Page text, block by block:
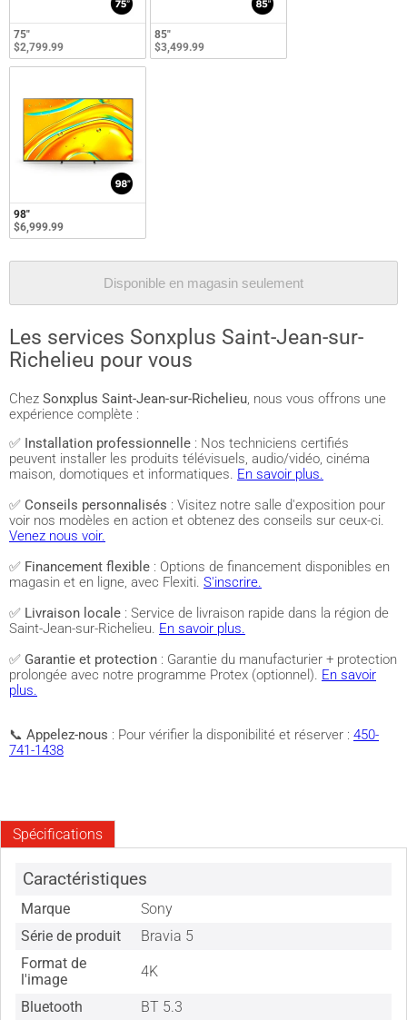
75"
$2,799.99
85"
$3,499.99
98"
$6,999.99
Disponible en magasin seulement
Les services Sonxplus Saint-Jean-sur-
Richelieu pour vous
Chez Sonxplus Saint-Jean-sur-Richelieu, nous vous offrons une
expérience complète :
✅ Installation professionnelle : Nos techniciens certifiés
peuvent installer les produits télévisuels, audio/vidéo, cinéma
maison, domotiques et informatiques. En savoir plus.
✅ Conseils personnalisés : Visitez notre salle d'exposition pour
voir nos modèles en action et obtenez des conseils sur ceux-ci.
Venez nous voir.
✅ Financement flexible : Options de financement disponibles en
magasin et en ligne, avec Flexiti. S'inscrire.
✅ Livraison locale : Service de livraison rapide dans la région de
Saint-Jean-sur-Richelieu. En savoir plus.
✅ Garantie et protection : Garantie du manufacturier + protection
prolongée avec notre programme Protex (optionnel). En savoir
plus.
📞 Appelez-nous : Pour vérifier la disponibilité et réserver : 450-
741-1438
Spécifications
Caractéristiques
Marque
Sony
Série de produit
Bravia 5
Format de
l'image
4K
Bluetooth
BT 5.3